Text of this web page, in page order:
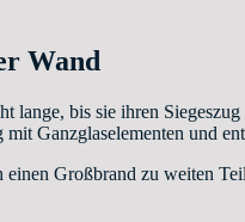
Wand
bis sie ihren
Ganzglaselementen und
Großbrand zu weiten